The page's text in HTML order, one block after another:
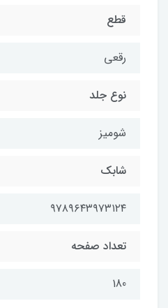
قطع
رقعی
نوع جلد
شومیز
شابک
۹۷۸۹۶۴۳۹۷۳۱۲۴
تعداد صفحه
180